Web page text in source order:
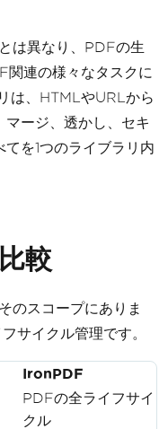
は異なり、PDFの生
関連の様々なタスクに
は、HTMLやURLから
ージ、透かし、セキ
を1つのライブラリ内
較
スコープにありま
サイクル管理です。
IronPDF
PDFの全ライフサイ
クル